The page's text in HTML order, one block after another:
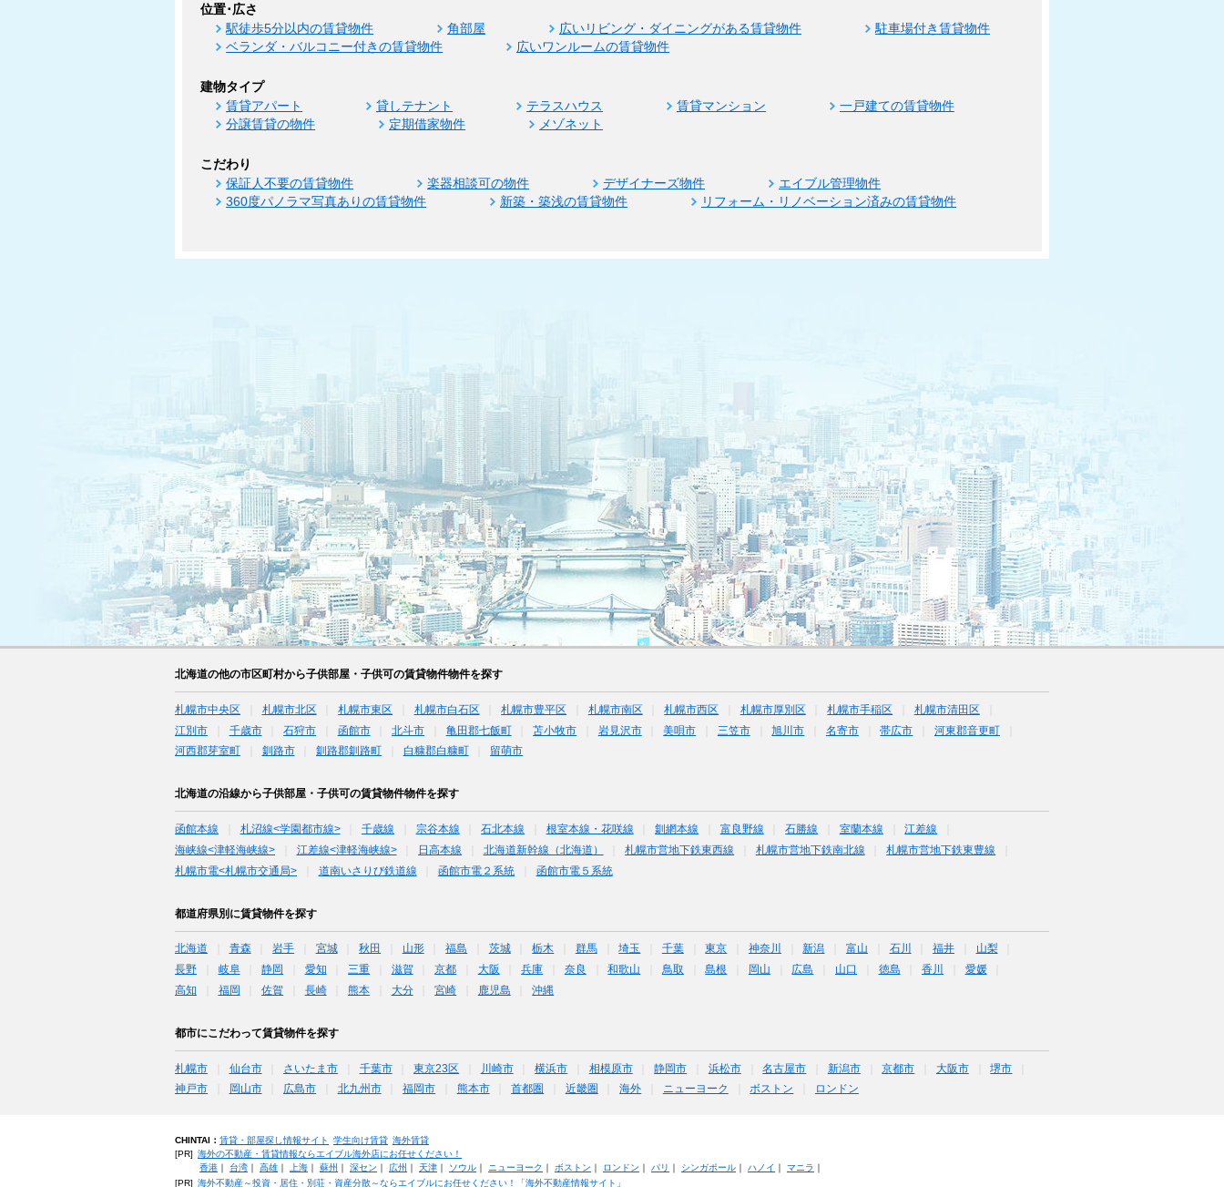
位置･広さ
駅徒歩5分以内の賃貸物件 角部屋 広いリビング・ダイニングがある賃貸物件
駐車場付き賃貸物件
ベランダ・バルコニー付きの賃貸物件
広いワンルームの賃貸物件
建物タイプ
賃貸アパート 貸しテナント テラスハウス 賃貸マンション
一戸建ての賃貸物件
分譲賃貸の物件
定期借家物件 メゾネット
こだわり
保証人不要の賃貸物件 楽器相談可の物件 デザイナーズ物件
エイブル管理物件
360度パノラマ写真ありの賃貸物件
新築・築浅の賃貸物件 リフォーム・リノベーション済みの賃貸物件
北海道の他の市区町村から子供部屋・子供可の賃貸物件物件を探す
札幌市中央区 札幌市北区 札幌市東区 札幌市白石区 札幌市豊平区 札幌市南区 札幌市西区 札幌市厚別区 札幌市手稲区
札幌市清田区
江別市
千歳市 石狩市 函館市 北斗市 亀田郡七飯町 苫小牧市 岩見沢市 美唄市 三笠市 旭川市 名寄市 帯広市
河東郡音更町
河西郡芽室町
釧路市 釧路郡釧路町 白糠郡白糠町 留萌市
北海道の沿線から子供部屋・子供可の賃貸物件物件を探す
函館本線 札沼線<学園都市線> 千歳線 宗谷本線 石北本線 根室本線・花咲線 釧網本線 富良野線 石勝線 室蘭本線
江差線
海峡線<津軽海峡線>
江差線<津軽海峡線> 日高本線 北海道新幹線（北海道） 札幌市営地下鉄東西線 札幌市営地下鉄南北線
札幌市営地下鉄東豊線
札幌市電<札幌市交通局>
道南いさりび鉄道線 函館市電２系統 函館市電５系統
都道府県別に賃貸物件を探す
北海道 青森 岩手 宮城 秋田 山形 福島 茨城 栃木 群馬 埼玉 千葉 東京 神奈川 新潟 富山 石川 福井
山梨
長野
岐阜 静岡 愛知 三重 滋賀 京都 大阪 兵庫 奈良 和歌山 鳥取 島根 岡山 広島 山口 徳島 香川
愛媛
高知
福岡 佐賀 長崎 熊本 大分 宮崎 鹿児島 沖縄
都市にこだわって賃貸物件を探す
札幌市 仙台市 さいたま市 千葉市 東京23区 川崎市 横浜市 相模原市 静岡市 浜松市 名古屋市 新潟市 京都市 大阪市
堺市
神戸市
岡山市 広島市 北九州市 福岡市 熊本市 首都圏 近畿圏 海外 ニューヨーク ボストン ロンドン
CHINTAI： 賃貸・部屋探し情報サイト 学生向け賃貸 海外賃貸
[PR] 海外の不動産・賃貸情報ならエイブル海外店にお任せください！
香港｜ 台湾｜ 高雄｜ 上海｜ 蘇州 深セン 広州 天津｜ ソウル｜ ニューヨーク ボストン ロンドン パリ シンガポール｜ ハノイ マニラ
[PR] 海外不動産～投資・居住・別荘・資産分散～ならエイブルにお任せください！「海外不動産情報サイト」